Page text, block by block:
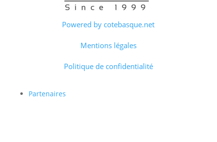
Powered by cotebasque.net
Mentions légales
Politique de confidentialité
Partenaires